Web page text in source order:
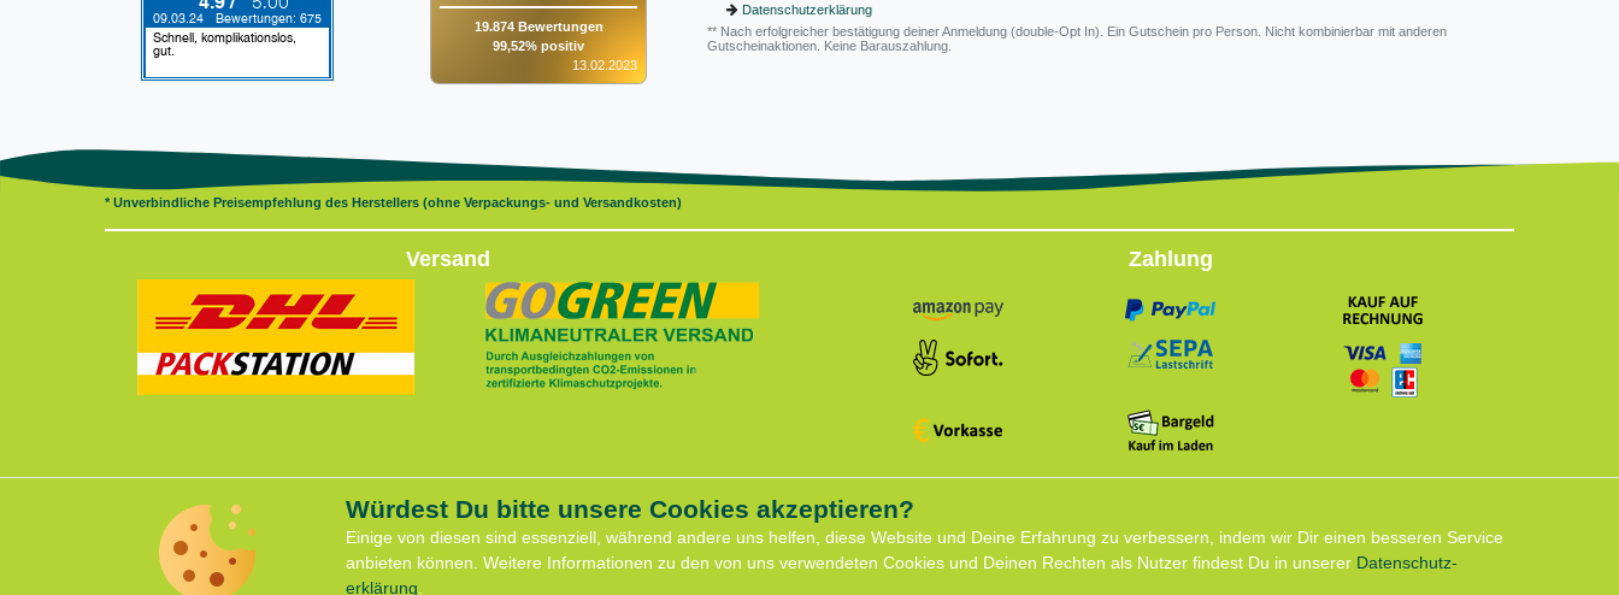
19.874 Bewertungen
99,52% positiv
13.02.2023
Datenschutzerklärung
** Nach erfolgreicher bestätigung deiner Anmeldung (double-Opt In). Ein Gutschein pro Person. Nicht kombinierbar mit anderen
Gutscheinaktionen. Keine Barauszahlung.
* Unverbindliche Preisempfehlung des Herstellers (ohne Verpackungs- und Versandkosten)
Versand Zahlung
Vertrag widerrufen
Kontaktformular
Service
Anfahrt
Shop
Widerrufs­recht
Würdest Du bitte unsere Cookies akzeptieren?
Einige von diesen sind essenziell, während andere uns helfen, diese Website und Deine Erfahrung zu verbessern, indem wir Dir einen besseren Service
anbieten können. Weitere Informationen zu den von uns verwendeten Cookies und Deinen Rechten als Nutzer findest Du in unserer Daten­schutz­
erklärung